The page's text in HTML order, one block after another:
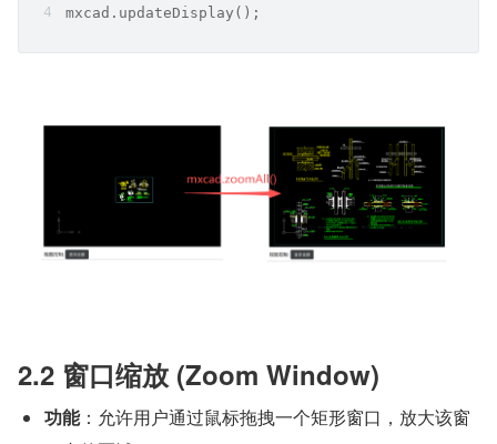
mxcad.updateDisplay();
2.2 窗口缩放 (Zoom Window)
功能：允许用户通过鼠标拖拽一个矩形窗口，放大该窗